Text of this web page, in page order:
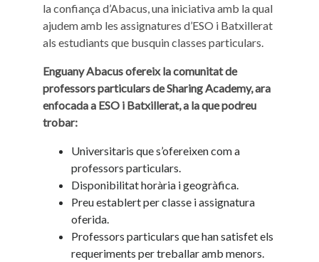
la confiança d’Abacus, una iniciativa amb la qual
ajudem amb les assignatures d’ESO i Batxillerat
als estudiants que busquin classes particulars.
Enguany Abacus ofereix la comunitat de
professors particulars de Sharing Academy, ara
enfocada a ESO i Batxillerat, a la que podreu
trobar:
Universitaris que s’ofereixen com a
professors particulars.
Disponibilitat horària i geogràfica.
Preu establert per classe i assignatura
oferida.
Professors particulars que han satisfet els
requeriments per treballar amb menors.